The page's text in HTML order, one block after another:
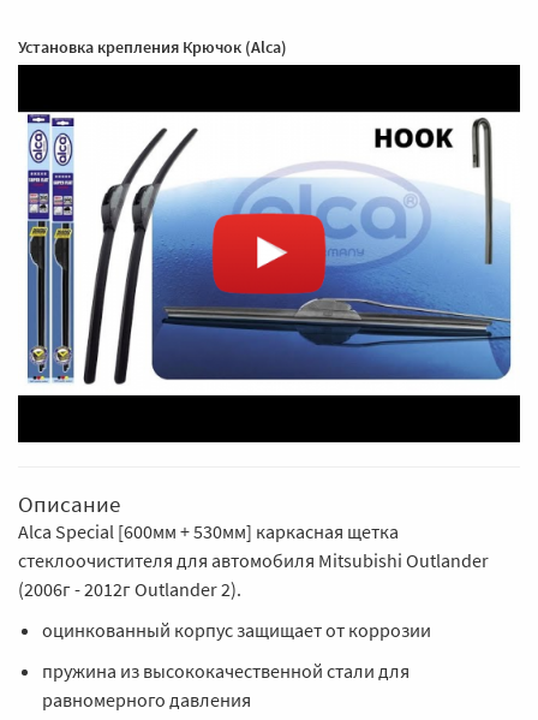
Установка крепления Крючок (Alca)
Описание
Alca Special [600мм + 530мм] каркасная щетка
стеклоочистителя для автомобиля Mitsubishi Outlander
(2006г - 2012г Outlander 2).
оцинкованный корпус защищает от коррозии
пружина из высококачественной стали для
равномерного давления